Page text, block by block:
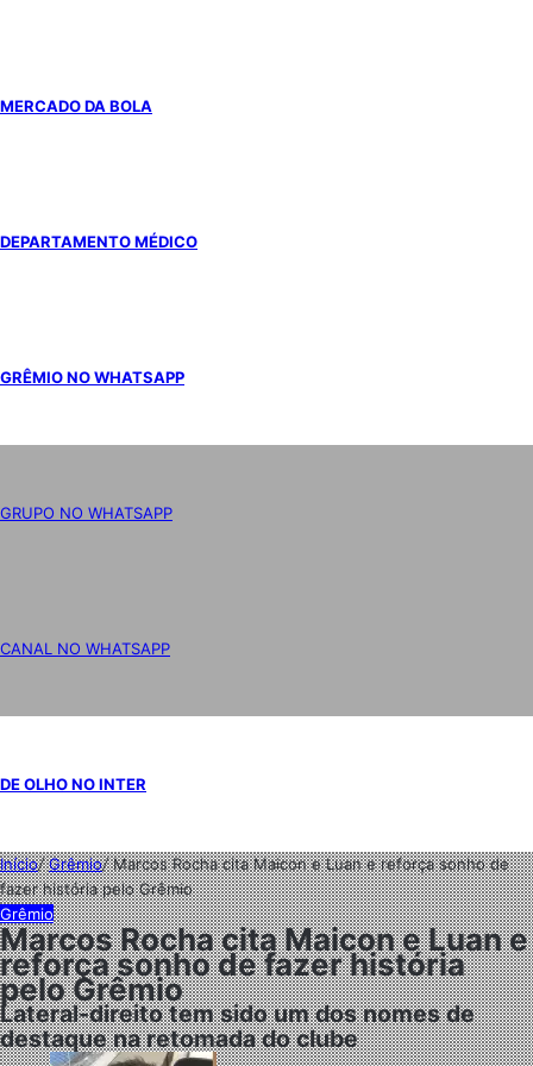
MERCADO DA BOLA
DEPARTAMENTO MÉDICO
GRÊMIO NO WHATSAPP
GRUPO NO WHATSAPP
CANAL NO WHATSAPP
DE OLHO NO INTER
Início/Grêmio/Marcos Rocha cita Maicon e Luan e reforça sonho de
fazer história pelo Grêmio
Grêmio
Marcos Rocha cita Maicon e Luan e
reforça sonho de fazer história
pelo Grêmio
Lateral-direito tem sido um dos nomes de
destaque na retomada do clube